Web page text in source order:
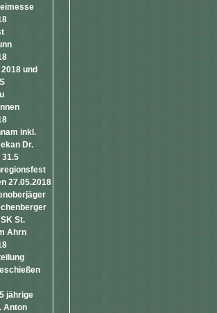
und
inkl.
Dr.
31.5
27.05.2018
St.
Ahrn
jährige
Anton